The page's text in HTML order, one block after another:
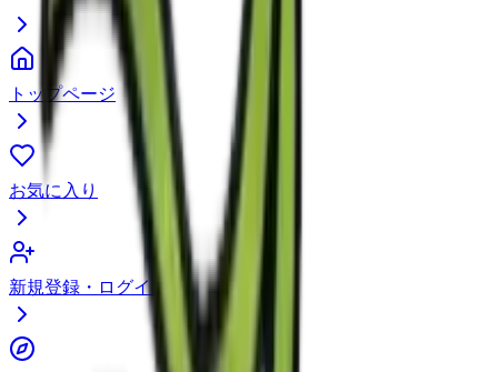
トップページ
お気に入り
新規登録・ログイン